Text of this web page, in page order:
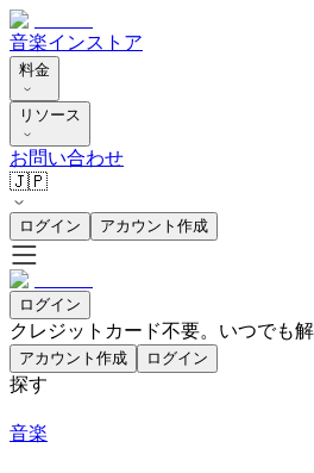
音楽インストア
料金
リソース
お問い合わせ
🇯🇵
ログイン アカウント作成
ログイン
クレジットカード不要。いつでも解
アカウント作成 ログイン
探す
音楽